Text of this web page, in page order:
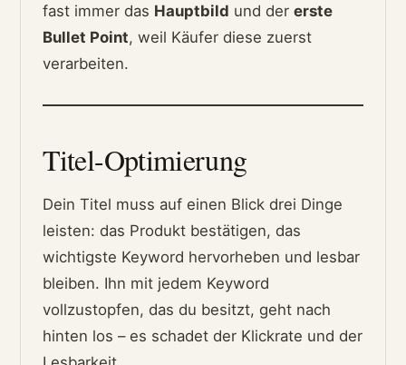
fast immer das Hauptbild und dererste
Bullet Point, weil Käufer diese zuerst
verarbeiten.
Titel-Optimierung
Dein Titel muss auf einen Blick drei Dinge
leisten: das Produkt bestätigen, das
wichtigste Keyword hervorheben und lesbar
bleiben. Ihn mit jedem Keyword
vollzustopfen, das du besitzt, geht nach
hinten los – es schadet der Klickrate und der